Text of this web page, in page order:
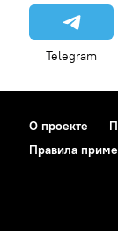
Telegram
О проекте
Правила